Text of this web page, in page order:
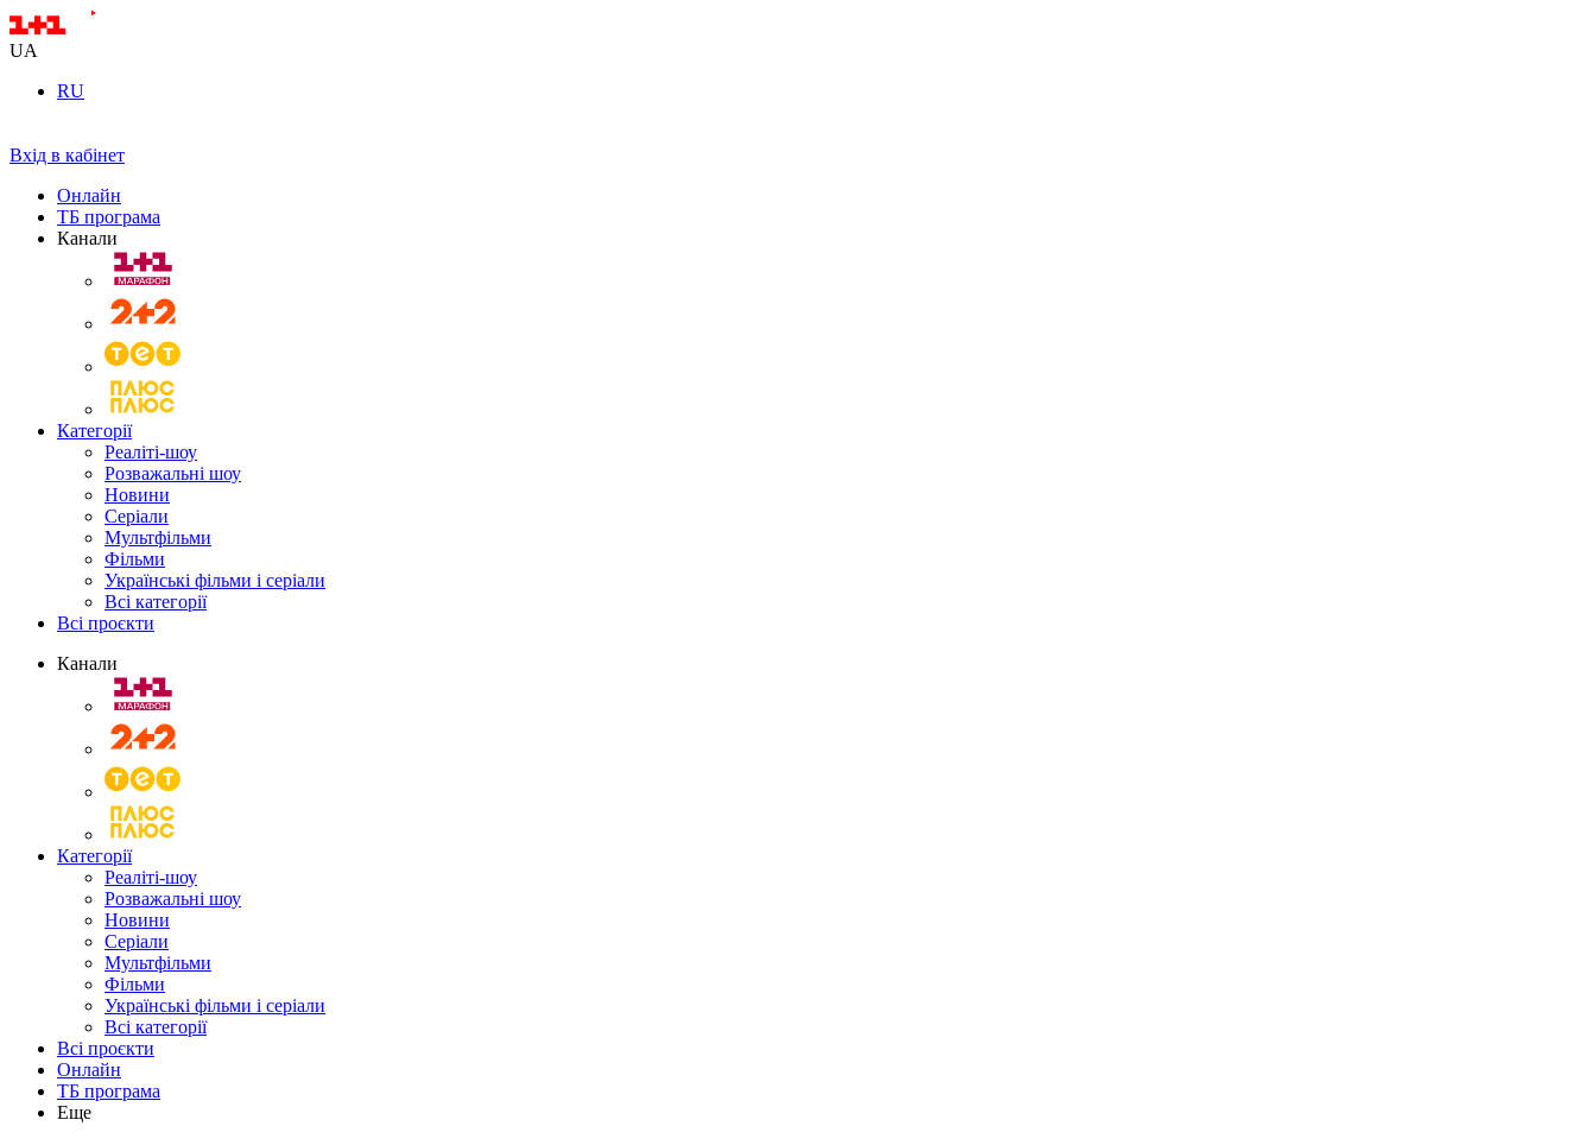
UA
RU
Вхід в кабінет
Онлайн
ТБ програма
Канали
Категорії
Реаліті-шоу
Розважальні шоу
Новини
Серіали
Мультфільми
Фільми
Українські фільми і серіали
Всі категорії
Всі проєкти
Канали
Категорії
Реаліті-шоу
Розважальні шоу
Новини
Серіали
Мультфільми
Фільми
Українські фільми і серіали
Всі категорії
Всі проєкти
Онлайн
ТБ програма
Еще